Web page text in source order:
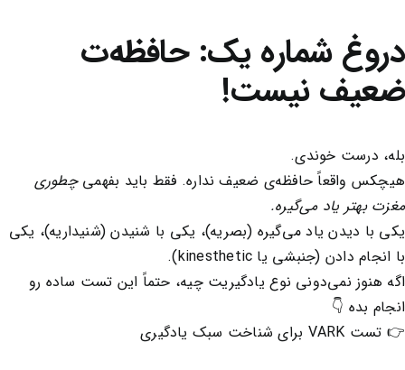
دروغ شماره یک: حافظه‌ت
ضعیف نیست!
بله، درست خوندی.
هیچکس واقعاً حافظه‌ی ضعیف نداره. فقط باید بفهمیچطوری
مغزت بهتر یاد می‌گیره.
یکی با دیدن یاد می‌گیره (بصریه)، یکی با شنیدن (شنیداریه)، یکی
با انجام دادن (جنبشی یا kinesthetic).
اگه هنوز نمی‌دونی نوع یادگیریت چیه، حتماً این تست ساده رو
انجام بده 👇
👉 تست VARK برای شناخت سبک یادگیری